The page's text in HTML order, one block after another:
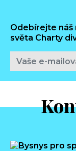
Odebírejte náš
světa Charty